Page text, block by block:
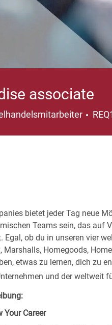
associate
bietet jeder Tag neue
Teams sein, das auf
Egal, ob du in unseren vier
Marshalls, Homegoods,
etwas zu lernen, dich zu
und der weltweit
Your Career